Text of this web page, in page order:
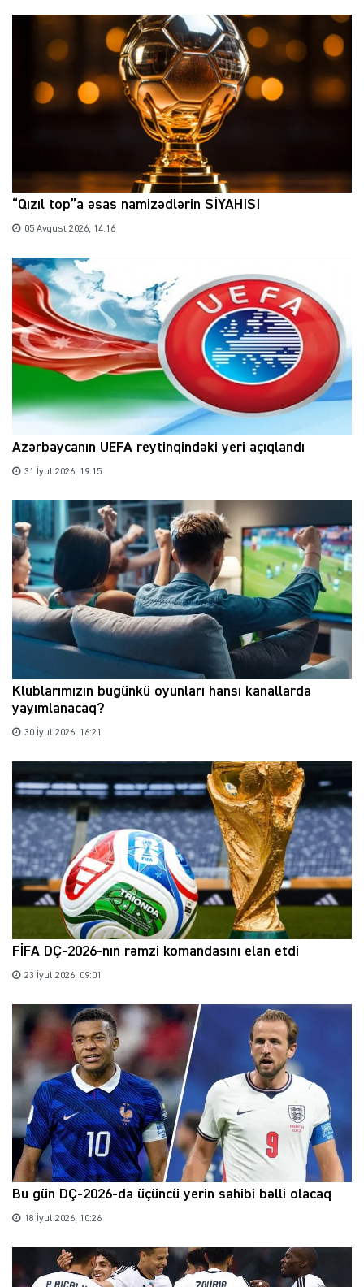
“Qızıl top”a əsas namizədlərin SİYAHISI
05 Avqust 2026, 14:16
Azərbaycanın UEFA reytinqindəki yeri açıqlandı
31 İyul 2026, 19:15
Klublarımızın bugünkü oyunları hansı kanallarda
yayımlanacaq?
30 İyul 2026, 16:21
FİFA DÇ-2026-nın rəmzi komandasını elan etdi
23 İyul 2026, 09:01
Bu gün DÇ-2026-da üçüncü yerin sahibi bəlli olacaq
18 İyul 2026, 10:26